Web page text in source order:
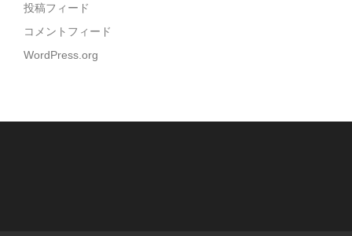
投稿フィード
コメントフィード
WordPress.org